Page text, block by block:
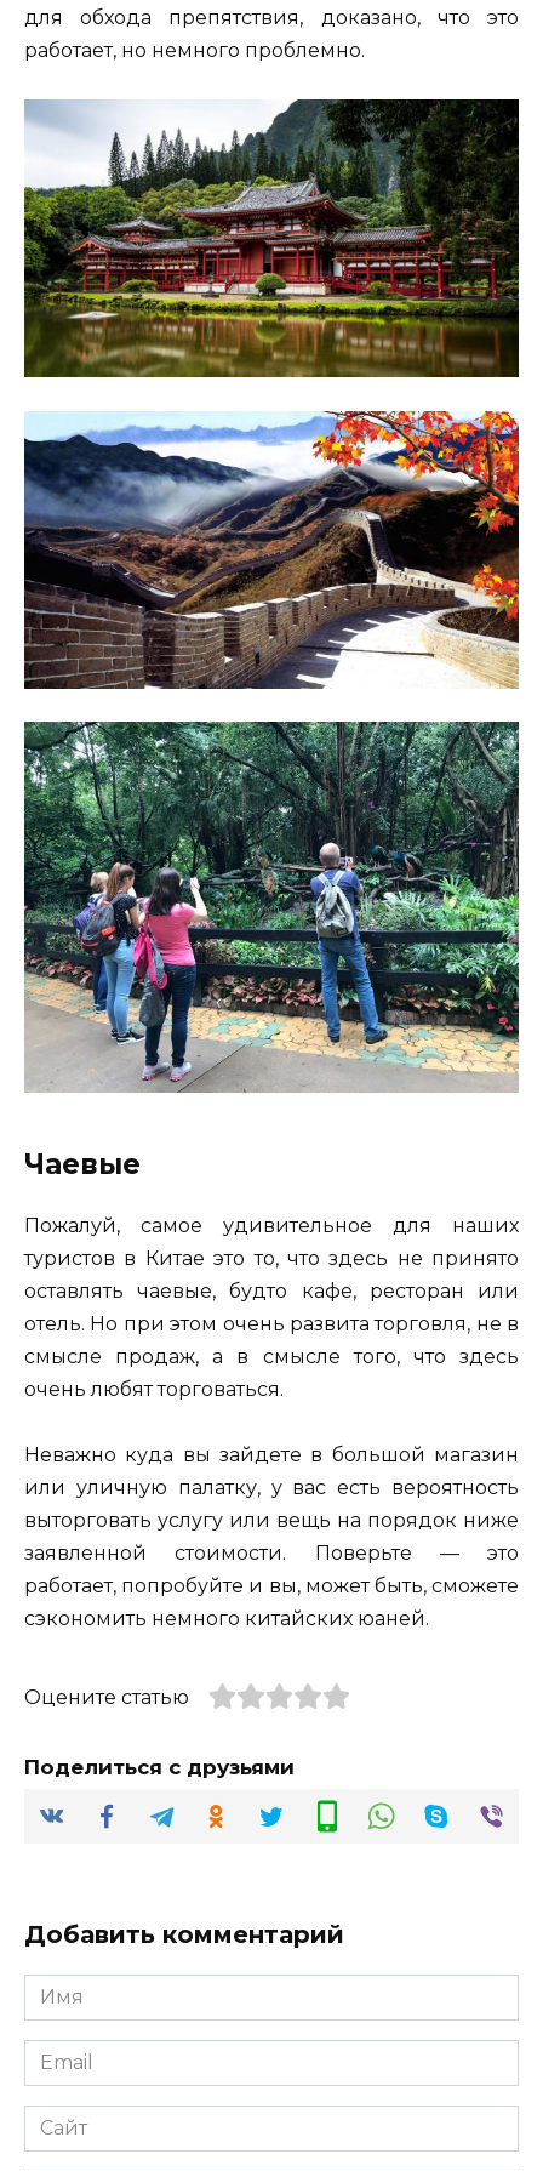
для обхода препятствия, доказано, что это
работает, но немного проблемно.
Чаевые
Пожалуй, самое удивительное для наших
туристов в Китае это то, что здесь не принято
оставлять чаевые, будто кафе, ресторан или
отель. Но при этом очень развита торговля, не в
смысле продаж, а в смысле того, что здесь
очень любят торговаться.
Неважно куда вы зайдете в большой магазин
или уличную палатку, у вас есть вероятность
выторговать услугу или вещь на порядок ниже
заявленной стоимости. Поверьте — это
работает, попробуйте и вы, может быть, сможете
сэкономить немного китайских юаней.
Оцените статью
Поделиться с друзьями
Добавить комментарий
Имя
*
Email
*
Сайт